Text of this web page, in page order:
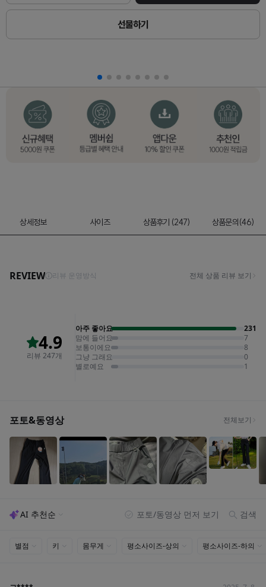
선물하기
상세정보 사이즈 상품후기 (247) 상품문의(46)